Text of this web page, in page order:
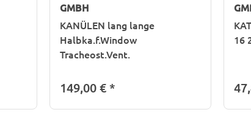
GMBH
KANÜLEN lang lange
Halbka.f.Window
Tracheost.Vent.
149,00 €*
16